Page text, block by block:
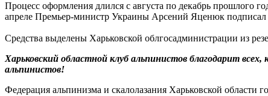
Процесс оформления длился с августа по декабрь прошлого
апреле Премьер-министр Украины Арсений Яценюк подписал
Средства выделены Харьковской облгосадминистрации из
Харьковский областной клуб альпинистов благодарит
альпинистов!
Федерация альпинизма и скалолазания Харьковской области